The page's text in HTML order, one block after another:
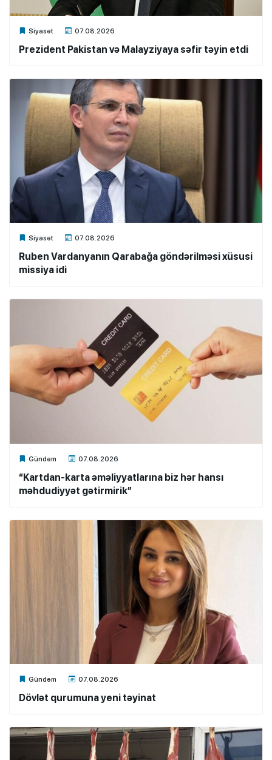
Siyasət 07.08.2026
Xalq.Online
Prezident Pakistan və Malayziyaya səfir təyin etdi
Siyasət 07.08.2026
Xalq.Online
Ruben Vardanyanın Qarabağa göndərilməsi xüsusi
missiya idi
Gündəm 07.08.2026
Xalq.Online
“Kartdan-karta əməliyyatlarına biz hər hansı
məhdudiyyət gətirmirik”
Gündəm 07.08.2026
Xalq.Online
Dövlət qurumuna yeni təyinat